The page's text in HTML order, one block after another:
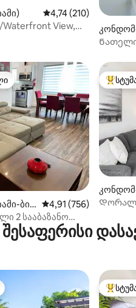
მიმოხილვა
საშუალო შეფასებაა
4,74 (210)
View,
ay)
მიმოხილვა
ვარიანტი
ბიჩ
საშუალო შეფასებაა
4,91 (756)
2 სააბაზანო
შესაფერისი